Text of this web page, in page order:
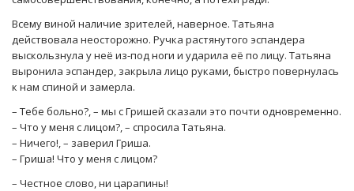
Всему виной наличие зрителей, наверное. Татьяна
действовала неосторожно. Ручка растянутого эспандера
выскользнула у неё из-под ноги и ударила её по лицу. Татьяна
выронила эспандер, закрыла лицо руками, быстро повернулась
к нам спиной и замерла.
– Тебе больно?, – мы с Гришей сказали это почти одновременно.
– Что у меня с лицом?, – спросила Татьяна.
– Ничего!, – заверил Гриша.
– Гриша! Что у меня с лицом?
– Честное слово, ни царапины!